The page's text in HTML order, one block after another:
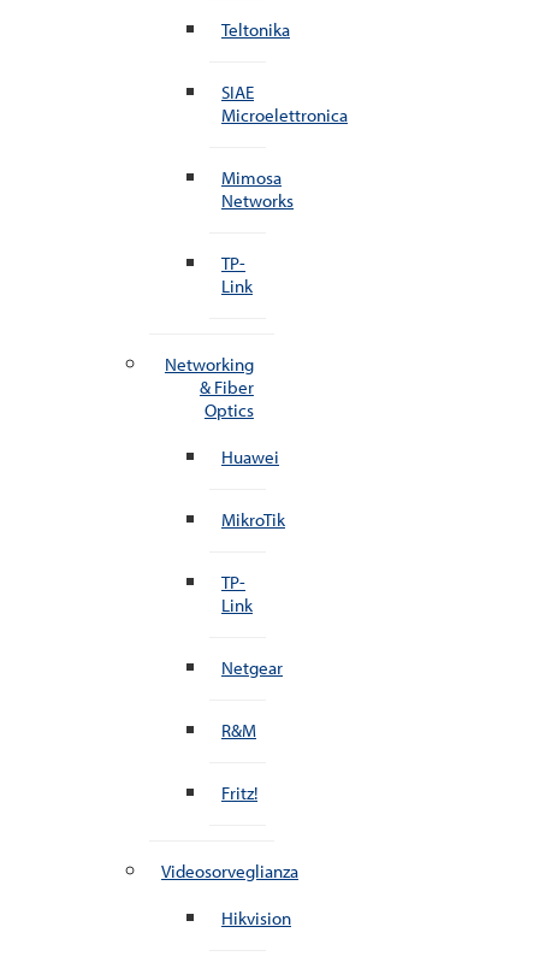
Teltonika
SIAE
Microelettronica
Mimosa
Networks
TP-
Link
Networking
& Fiber
Optics
Huawei
MikroTik
TP-
Link
Netgear
R&M
Fritz!
Videosorveglianza
Hikvision